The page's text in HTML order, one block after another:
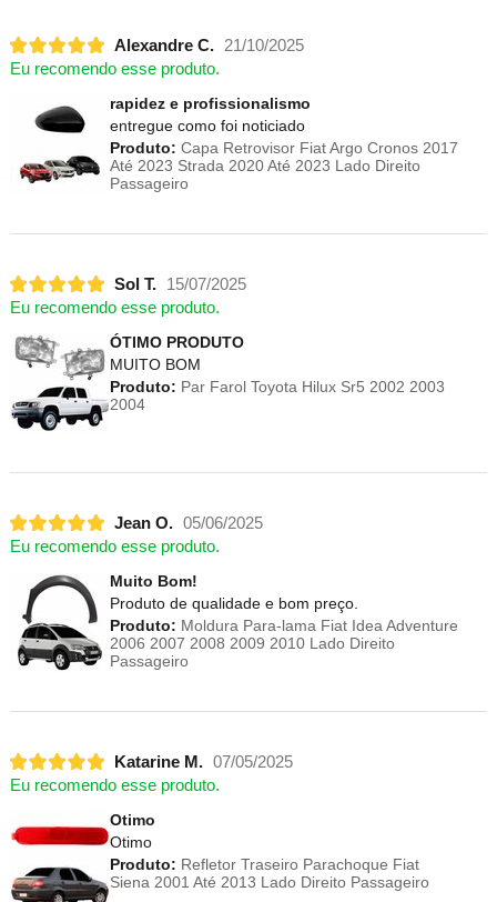
Alexandre C.
21/10/2025
Eu recomendo esse produto.
rapidez e profissionalismo
entregue como foi noticiado
Produto: Capa Retrovisor Fiat Argo Cronos 2017
Até 2023 Strada 2020 Até 2023 Lado Direito
Passageiro
Sol T.
15/07/2025
Eu recomendo esse produto.
ÓTIMO PRODUTO
MUITO BOM
Produto: Par Farol Toyota Hilux Sr5 2002 2003
2004
Jean O. 05/06/2025
Eu recomendo esse produto.
Muito Bom!
Produto de qualidade e bom preço.
Produto: Moldura Para-lama Fiat Idea Adventure
2006 2007 2008 2009 2010 Lado Direito
Passageiro
Katarine M. 07/05/2025
Eu recomendo esse produto.
Otimo
Otimo
Produto: Refletor Traseiro Parachoque Fiat
Siena 2001 Até 2013 Lado Direito Passageiro